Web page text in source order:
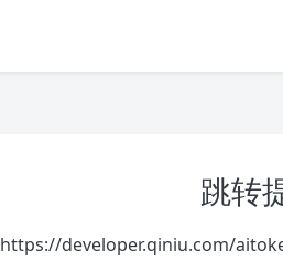
跳转
https://developer.qiniu.com/